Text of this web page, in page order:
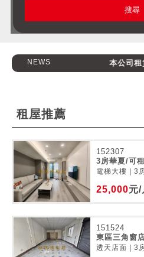
搜尋
NEWS 本公司租賃
租屋推薦
152307
3房華夏/可
電梯大樓 | 3
25,000元/
151524
東區三角窗
透天店面 | 3